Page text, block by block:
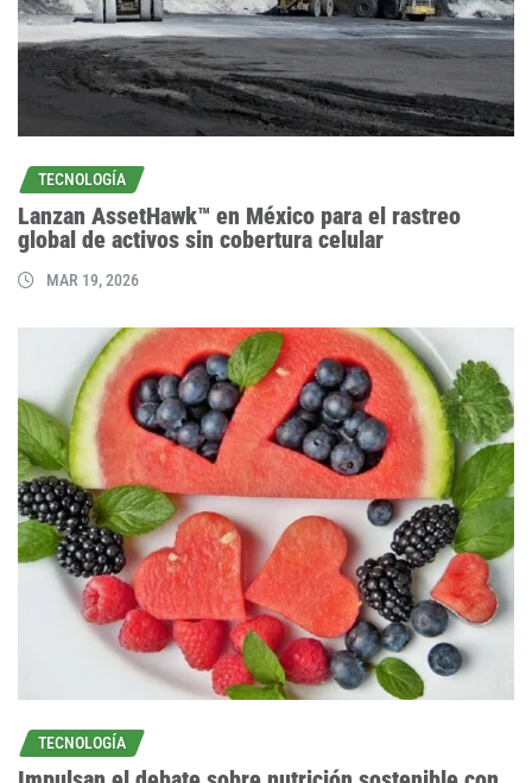
TECNOLOGÍA
Lanzan AssetHawk™ en México para el rastreo
global de activos sin cobertura celular
MAR 19, 2026
TECNOLOGÍA